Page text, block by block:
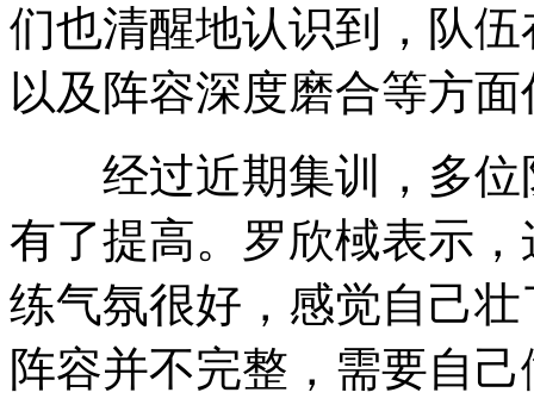
们也清醒地认识到，队
以及阵容深度磨合等方
经过近期集训，多位
有了提高。罗欣棫表示
练气氛很好，感觉自己
阵容并不完整，需要自